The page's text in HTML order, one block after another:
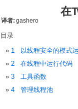
在
译者: gashero
目录
1 以线程安全的模式
2 在线程中运行代码
3 工具函数
4 管理线程池